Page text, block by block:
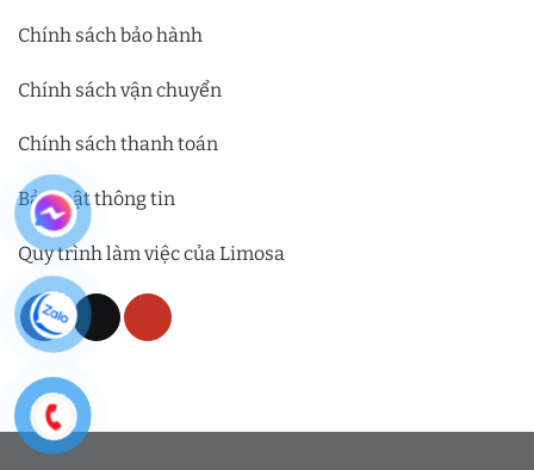
Chính sách bảo hành
Chính sách vận chuyển
Chính sách thanh toán
Bảo mật thông tin
Quy trình làm việc của Limosa